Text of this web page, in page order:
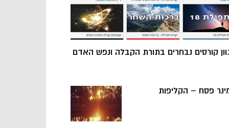
קורסים נבחרים בתורת הקבלה ונפש האדם
פסח – הקליפות